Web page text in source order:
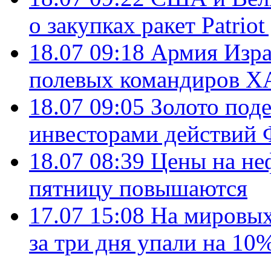
о закупках ракет
18.07 09:18 Армия
полевых командиров
18.07 09:05 Золото
инвесторами
18.07 08:39 Цены на
пятницу повышаются
17.07 15:08 На
за три дня упали на